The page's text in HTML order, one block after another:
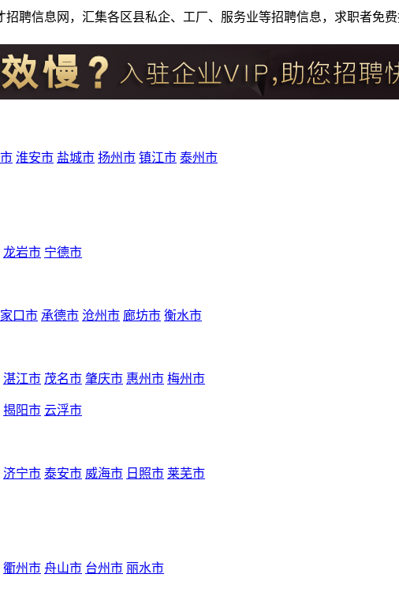
聘信息网，汇集各区县私企、工厂、服务业等招聘信息，求职者免
淮安市 盐城市 扬州市 镇江市 泰州市
龙岩市 宁德市
口市 承德市 沧州市 廊坊市 衡水市
湛江市 茂名市 肇庆市 惠州市 梅州市
揭阳市 云浮市
济宁市 泰安市 威海市 日照市 莱芜市
衢州市 舟山市 台州市 丽水市